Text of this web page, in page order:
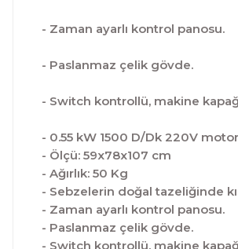
- Zaman ayarlı kontrol panosu.
- Paslanmaz çelik gövde.
- Switch kontrollü, makine
- 0.55 kW 1500 D/Dk 220V
- Ölçü: 59x78x107 cm
- Ağırlık: 50 Kg
- Sebzelerin doğal tazeliğinde
- Zaman ayarlı kontrol panosu.
- Paslanmaz çelik gövde.
- Switch kontrollü, makine